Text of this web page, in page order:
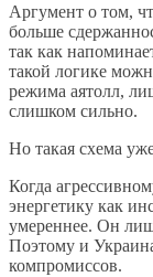
Аргумент о том,
больше
так как
такой логике
режима аятолл,
слишком сильно.
Но такая схема
Когда
энергетику как
умереннее. Он
Поэтому и
компромиссов.